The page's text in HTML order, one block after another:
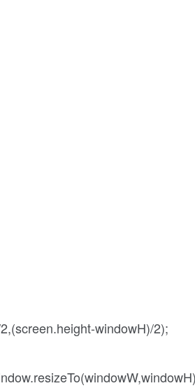
windowH)/2);